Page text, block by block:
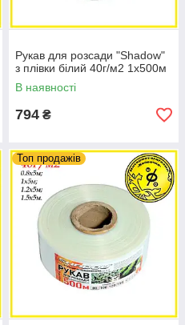
Рукав для розсади "Shadow"
з плівки білий 40г/м2 1х500м
В наявності
794 ₴
Топ продажів